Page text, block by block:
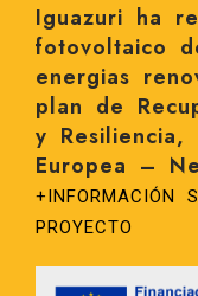
Iguazuri ha
fotovoltaico
energias
plan de
y
Europea –
+INFORMACIÓN
PROYECTO